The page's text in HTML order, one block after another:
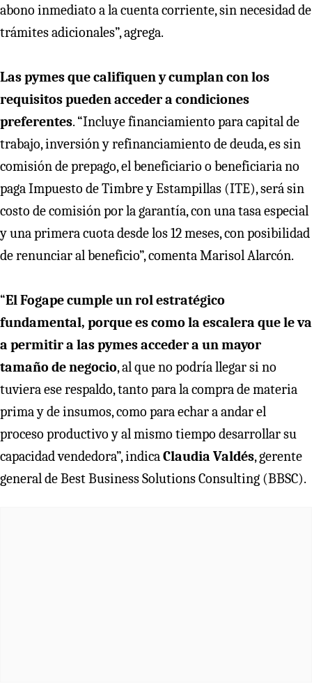
abono inmediato a la cuenta corriente, sin necesidad de
trámites adicionales”, agrega.
Las pymes que califiquen y cumplan con los
requisitos pueden acceder a condiciones
preferentes. “Incluye financiamiento para capital de
trabajo, inversión y refinanciamiento de deuda, es sin
comisión de prepago, el beneficiario o beneficiaria no
paga Impuesto de Timbre y Estampillas (ITE), será sin
costo de comisión por la garantía, con una tasa especial
y una primera cuota desde los 12 meses, con posibilidad
de renunciar al beneficio”, comenta Marisol Alarcón.
“El Fogape cumple un rol estratégico
fundamental, porque es como la escalera que le va
a permitir a las pymes acceder a un mayor
tamaño de negocio, al que no podría llegar si no
tuviera ese respaldo, tanto para la compra de materia
prima y de insumos, como para echar a andar el
proceso productivo y al mismo tiempo desarrollar su
capacidad vendedora”, indica Claudia Valdés, gerente
general de Best Business Solutions Consulting (BBSC).